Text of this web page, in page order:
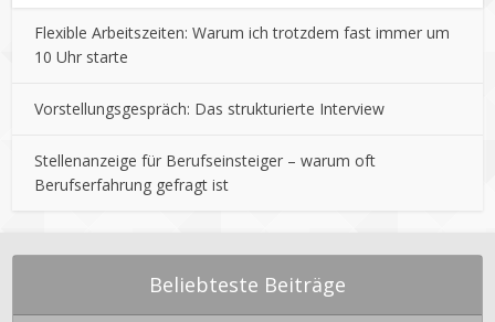
Flexible Arbeitszeiten: Warum ich trotzdem fast immer um
10 Uhr starte
Vorstellungsgespräch: Das strukturierte Interview
Stellenanzeige für Berufseinsteiger – warum oft
Berufserfahrung gefragt ist
Beliebteste Beiträge